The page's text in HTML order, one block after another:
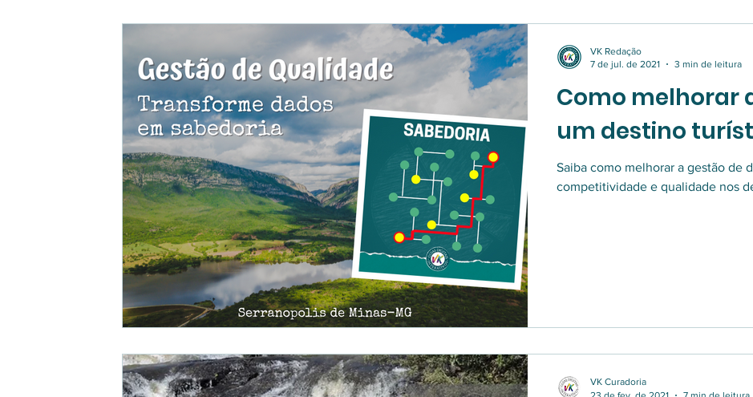
Como melhorar
um destino
Saiba como melhorar a gestão de
competitividade e qualidade nos
VK Redação
7 de jul. de 2021
3 min de leitura
VK Curadoria